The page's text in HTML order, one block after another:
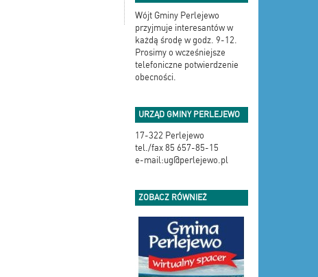
Wójt Gminy Perlejewo
przyjmuje interesantów w
każdą środę w godz. 9-12.
Prosimy o wcześniejsze
telefoniczne potwierdzenie
obecności.
URZĄD GMINY PERLEJEWO
17-322 Perlejewo
tel./fax 85 657-85-15
e-mail:ug@perlejewo.pl
ZOBACZ RÓWNIEŻ